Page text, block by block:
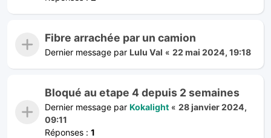
Fibre arrachée par un camion
Dernier message par Lulu Val « 22 mai 2024, 19:18
Bloqué au etape 4 depuis 2 semaines
Dernier message par Kokalight « 28 janvier 2024,
09:11
Réponses : 1